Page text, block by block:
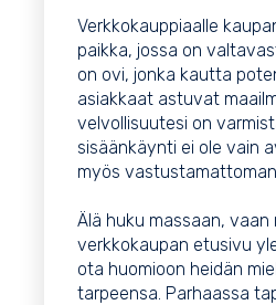
Verkkokauppiaalle
paikka, jossa on
on ovi, jonka kautta
asiakkaat astuvat
velvollisuutesi on
sisäänkäynti ei ole vain
myös
Älä huku massaan, vaan
verkkokaupan etusivu
ota huomioon heidän
tarpeensa. Parhaassa